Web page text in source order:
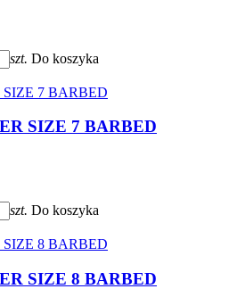
szt. Do koszyka
SIZE 7 BARBED
szt. Do koszyka
SIZE 8 BARBED